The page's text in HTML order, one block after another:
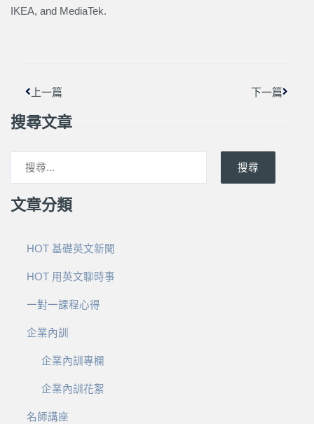
IKEA, and MediaTek.
上一篇 下一篇
搜尋文章
搜尋
文章分類
HOT 基礎英文新聞
HOT 用英文聊時事
一對一課程心得
企業內訓
企業內訓專欄
企業內訓花絮
名師講座